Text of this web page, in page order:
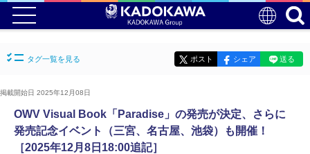
タグ一覧を見る ポスト シェア 送る
掲載開始日 2025年12月08日
OWV Visual Book「Paradise」の発売が決定、さらに
発売記念イベント（三宮、名古屋、池袋）も開催！
［2025年12月8日18:00追記］